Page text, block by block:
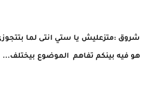
شروق :متزعليش يا ستي انتى لما
هو فيه بينكم تفاهم الموضوع بيختلف...